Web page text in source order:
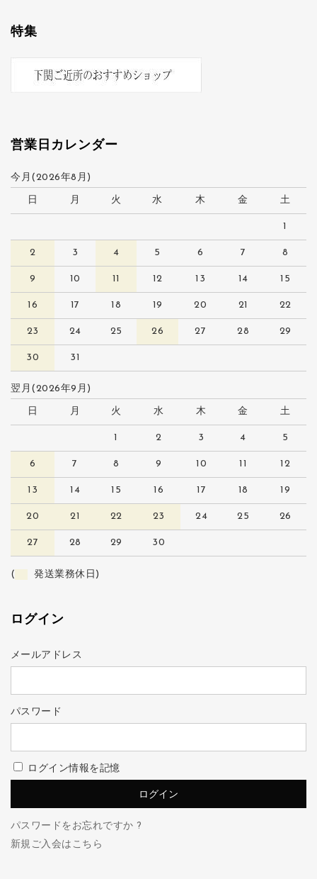
特集
営業日カレンダー
今月(2026年8月)
日 月 火 水 木 金 土
1
2 3 4 5 6 7 8
9 10 11 12 13 14 15
16 17 18 19 20 21 22
23 24 25 26 27 28 29
30 31
翌月(2026年9月)
日 月 火 水 木 金 土
1 2 3 4 5
6 7 8 9 10 11 12
13 14 15 16 17 18 19
20 21 22 23 24 25 26
27 28 29 30
( 発送業務休日)
ログイン
メールアドレス
パスワード
ログイン情報を記憶
パスワードをお忘れですか ?
新規ご入会はこちら